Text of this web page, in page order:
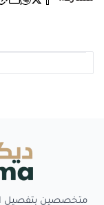
متخصصين بتفصيل